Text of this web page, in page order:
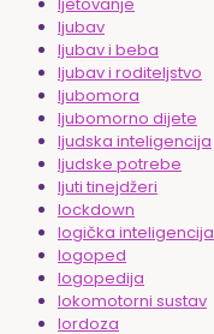
ljubav
ljubav i beba
ljubav i roditeljstvo
ljubomora
ljubomorno dijete
ljudska inteligencija
ljudske potrebe
ljuti tinejdžeri
lockdown
logička inteligencija
logoped
logopedija
lokomotorni sustav
lordoza